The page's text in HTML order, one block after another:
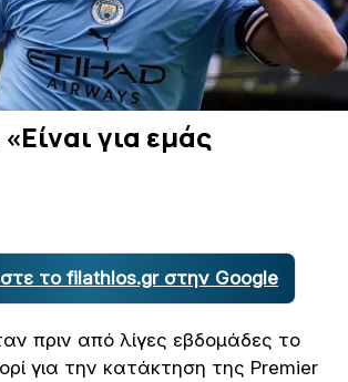
για εμάς
το filathlos.gr στην Google
πριν από λίγες εβδομάδες το
για την κατάκτηση της Premier